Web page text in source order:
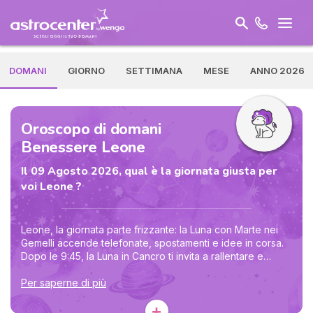
DOMANI GIORNO SETTIMANA MESE ANNO 2026
Oroscopo di domani
Benessere Leone
Il 09 Agosto 2026, qual è la giornata giusta per
voi Leone ?
Leone, la giornata parte frizzante: la Luna con Marte nei
Gemelli accende telefonate, spostamenti e idee in corsa.
Dopo le 9:45, la Luna in Cancro ti invita a rallentare e
ascoltare ciò che vibra sotto la superficie. Non devi
dimostrare nulla a ogni costo: la tua luce è più autorevole
quando lascia spazio anche agli altri. Consiglio spirituale:
prima di una scelta, posa una mano sul cuore e respira
Per saperne di più